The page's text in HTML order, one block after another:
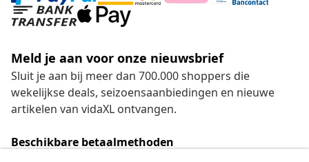
Meld je aan voor onze nieuwsbrief
Sluit je aan bij meer dan 700.000 shoppers die
wekelijkse deals, seizoensaanbiedingen en nieuwe
artikelen van vidaXL ontvangen.
Beschikbare betaalmethoden